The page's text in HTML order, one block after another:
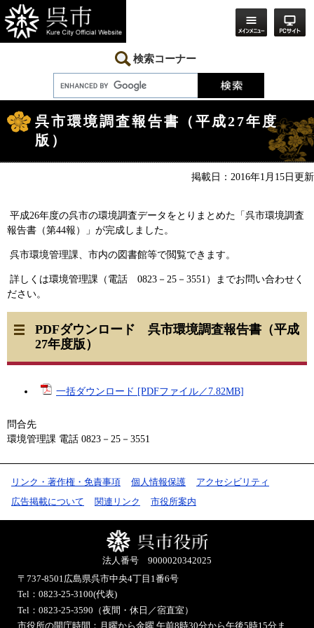
ー
ジ
の
ニ
ュ
ー
本
検索コーナー
文
呉市環境調査報告書（平成27年度
版）
掲載日：2016年1月15日更新
平成26年度の呉市の環境調査データをとりまとめた「呉市環境調査
報告書（第44報）」が完成しました。
呉市環境管理課、市内の図書館等で閲覧できます。
詳しくは環境管理課（電話 0823－25－3551）までお問い合わせく
ださい。
PDFダウンロード 呉市環境調査報告書（平成
27年度版）
一括ダウンロード [PDFファイル／7.82MB]
問合先
環境管理課 電話 0823－25－3551
リンク・著作権・免責事項 個人情報保護
アクセシビリティ
広告掲載について
関連リンク 市役所案内
法人番号 9000020342025
〒737-8501広島県呉市中央4丁目1番6号
Tel：0823-25-3100(代表)
Tel：0823-25-3590（夜間・休日／宿直室）
市役所の開庁時間：月曜から金曜 午前8時30分から午後5時15分ま